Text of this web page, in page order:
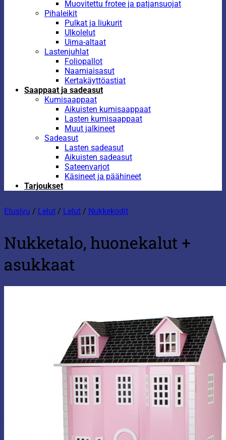
Muovitettu frotee ja patjansuojat
Pihaleikit
Pulkat ja liukurit
Ulkolelut
Uima-altaat
Lastenjuhlat
Foliopallot
Naamiaisasut
Kertakäyttöastiat
Saappaat ja sadeasut
Kumisaappaat
Aikuisten kumisaappaat
Lasten kumisaappaat
Muut jalkineet
Sadeasut
Lasten sadeasut
Aikuisten sadeasut
Sateenvarjot
Käsineet ja päähineet
Tarjoukset
Etusivu / Lelut / Lelut / Nukkekodit
Nukketalo, huonekalut +
asukkaat